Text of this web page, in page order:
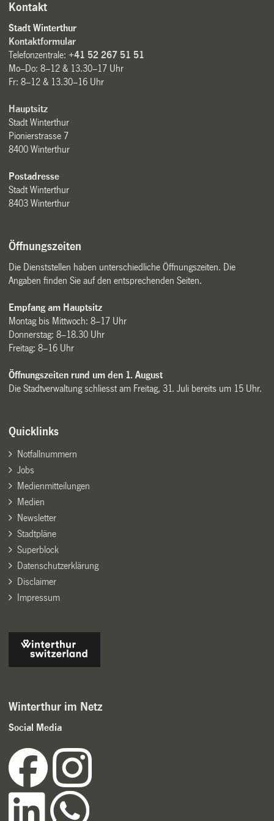
Kontakt
Stadt Winterthur
Kontaktformular
Telefonzentrale:+41 52 267 51 51
Mo–Do: 8–12 & 13.30–17 Uhr
Fr: 8–12 & 13.30–16 Uhr
Hauptsitz
Stadt Winterthur
Pionierstrasse 7
8400 Winterthur
Postadresse
Stadt Winterthur
8403 Winterthur
Öffnungszeiten
Die Dienststellen haben unterschiedliche Öffnungszeiten. Die
Angaben finden Sie auf den entsprechenden Seiten.
Empfang am Hauptsitz
Montag bis Mittwoch: 8–17 Uhr
Donnerstag: 8–18.30 Uhr
Freitag: 8–16 Uhr
Öffnungszeiten rund um den 1. August
Die Stadtverwaltung schliesst am Freitag, 31. Juli bereits um 15 Uhr.
Quicklinks
Notfallnummern
Jobs
Medienmitteilungen
Medien
Newsletter
Stadtpläne
Superblock
Datenschutzerklärung
Disclaimer
Impressum
Winterthur im Netz
Social Media